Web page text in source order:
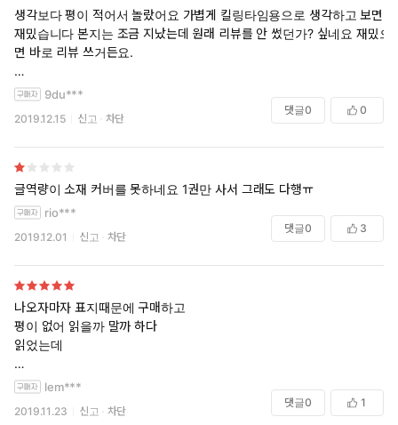
느낌.. 갑자기 아이를 등장 시키면서 그 아이를 공수가 키우기 위해 엄마
를 죽인 느낌이고.. 거기다 외전에서조차 사건을 만들어서 둘의 꽁냥꽁냥
은 만족이 안되요 쓸데없이 씬만 들어있고;; 그냥 둘이서 행복하게 사는
7. 명품에 대해 잘 몰라서 몇개는 진짜 명품이 맞나? 싶은 브랜드들이 나
오던데 그게 진짜 명품이 맞다면 조사를 잘 하신 것 같았어요 엄청 흔한
그리고 마피아에 대해서도 조사를 좀 하셨나 싶은것도 몇개 보이구요.
음.. 재탕음 안할것 같아요...
마피아물이라 샀었는데 아쉽.. ㅠㅠ
생각보다 평이 적어서 놀랐어요 가볍게 킬링타임용으로 생각하고 보면
재밌습니다 본지는 조금 지났는데 원래 리뷰를 안 썼던가? 싶네요 재밌으
면 바로 리뷰 쓰거든요.
마피아 관련 용어들이 많이 나옵니다 저처럼 문외한들은 음~ 그러려니
그냥 설렁설렁읽어도 문제없을 정도로 글이 술술 읽혀요 그렇다고 후루
룩 읽히는건 아닙니다..ㅎ
소시민은 처음들어보는 브랜드 정장들도 막 나오는데 그런 것들 때문에
소설에 더 몰입하게 됐던 것 같아요. 진짜 로비스트랑 진짜 카모라 같아
공은... 걍 미친섹시고 ㅠ
사실 벨 보면서 떡씬을 그렇게 좋아하는편은 아니라서 떡씬은 설렁설렁
재탕의사 있습니다!
9du***
2019.12.15 신고 차단
댓글0 0
글역량이 소재 커버를 못하네요 1권만 사서 그래도 다행ㅠ
rio***
2019.12.01 신고 차단
댓글0 3
나오자마자 표지때문에 구매하고
평이 없어 읽을까 말까 하다
읽었는데
간만에 재미있게 읽었어요
수도 매력있고ㅎㅎㅎ
lem***
2019.11.23 신고 차단
댓글0 1